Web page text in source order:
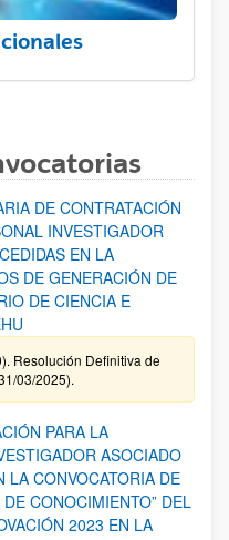
DE CONTRATACIÓN
INVESTIGADOR
EN LA
DE GENERACIÓN DE
DE CIENCIA E
Resolución Definitiva de
03/2025).
PARA LA
ASOCIADO
LA CONVOCATORIA DE
CONOCIMIENTO” DEL
2023 EN LA